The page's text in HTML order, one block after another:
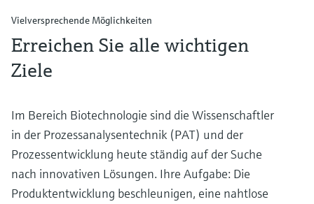
Vielversprechende Möglichkeiten
Erreichen Sie alle wichtigen
Ziele
Im Bereich Biotechnologie sind die Wissenschaftler
in der Prozessanalysentechnik (PAT) und der
Prozessentwicklung heute ständig auf der Suche
nach innovativen Lösungen. Ihre Aufgabe: Die
Produktentwicklung beschleunigen, eine nahtlose